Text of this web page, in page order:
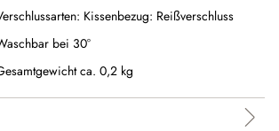
Kissenbezug: Reißverschluss
bei 30°
ca. 0,2 kg